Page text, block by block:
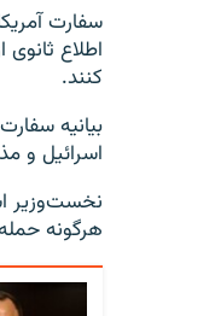
سفارت
اطلاع
کنند.
بیانیه
اسرائیل و
نخست‌وزیر
هرگونه